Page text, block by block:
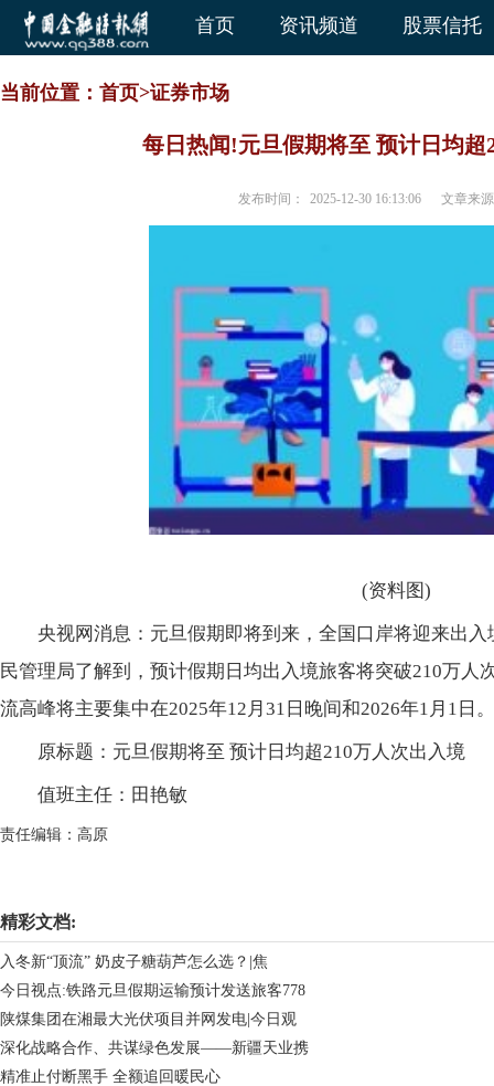
首页 资讯频道 股票信托
当前位置： 首页>证券市场
每日热闻!元旦假期将至 预计日均超
发布时间： 2025-12-30 16:13:06 文章来
(资料图)
央视网消息：元旦假期即将到来，全国口岸将迎来出
民管理局了解到，预计假期日均出入境旅客将突破210万人
流高峰将主要集中在2025年12月31日晚间和2026年1月1日。
原标题：元旦假期将至 预计日均超210万人次出入境
值班主任：田艳敏
责任编辑：高原
精彩文档:
入冬新“顶流” 奶皮子糖葫芦怎么选？|焦
今日视点:铁路元旦假期运输预计发送旅客778
陕煤集团在湘最大光伏项目并网发电|今日观
深化战略合作、共谋绿色发展——新疆天业携
精准止付断黑手 全额追回暖民心